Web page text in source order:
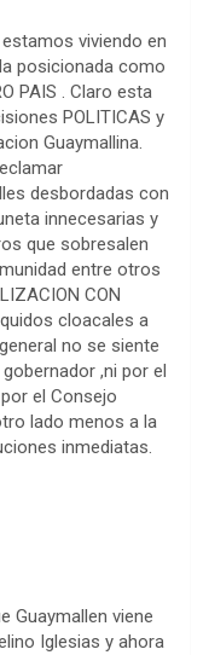
viviendo en
posicionada como
PAIS . Claro esta
POLITICAS y
Guaymallina.
desbordadas con
innecesarias y
que sobresalen
entre otros
CON
cloacales a
no se siente
,ni por el
el Consejo
lado menos a la
inmediatas.
Guaymallen viene
Iglesias y ahora